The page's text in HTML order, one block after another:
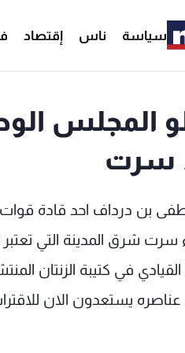
سياسة ناس إقتصاد
المجلس
سرت
بن درداف احد قادة قوات
سرت شرق المدينة التي تعتبر
في كتيبة الزنتان
يستعدون الان